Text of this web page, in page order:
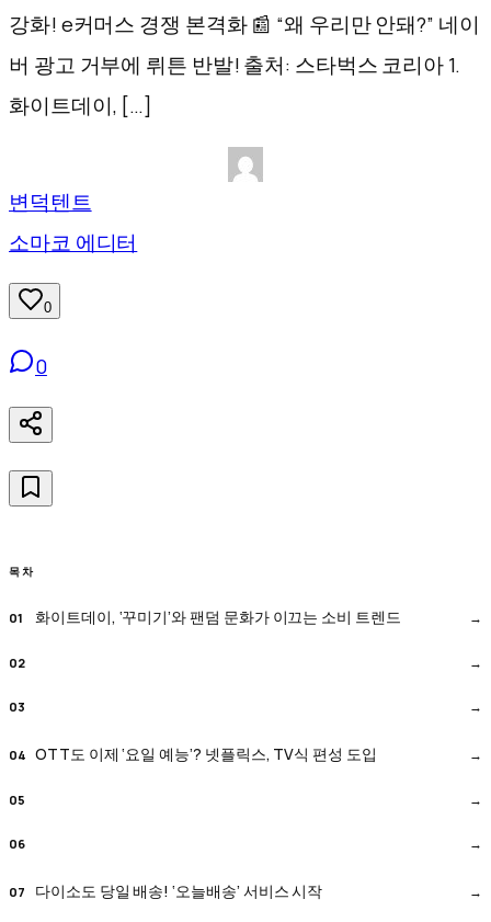
강화! e커머스 경쟁 본격화 📰 “왜 우리만 안돼?” 네이
버 광고 거부에 뤼튼 반발! 출처: 스타벅스 코리아 1.
화이트데이, […]
변덕텐트
소마코 에디터
0
0
목차
화이트데이, ‘꾸미기’와 팬덤 문화가 이끄는 소비 트렌드
OTT도 이제 ‘요일 예능’? 넷플릭스, TV식 편성 도입
다이소도 당일 배송! ‘오늘배송’ 서비스 시작